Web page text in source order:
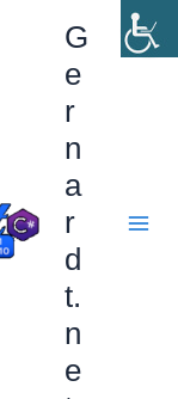
G
e
r
n
a
r
d
t.
n
e